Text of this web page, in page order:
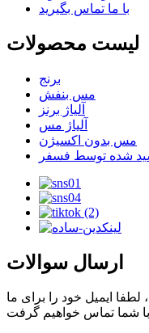
با ما تماس بگیرید
لیست محصولات
برنج
مس بنفش
آلیاژ برنز
آلیاژ مس
مس بدون اکسیژن
شده توسط فسفر
ارسال سوالات
ایمیل خود را برای ما